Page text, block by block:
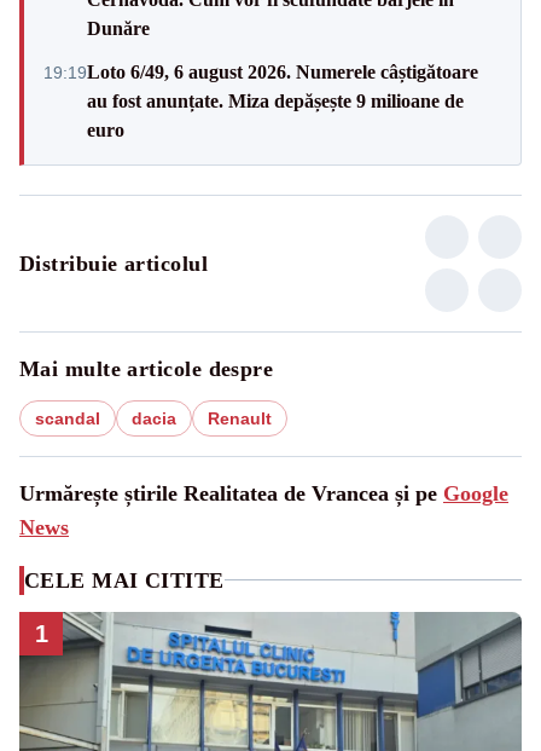
Dunăre
19:19Loto 6/49, 6 august 2026. Numerele câștigătoare
au fost anunțate. Miza depășește 9 milioane de
euro
Distribuie articolul
Mai multe articole despre
scandal dacia Renault
Urmărește știrile Realitatea de Vrancea și pe Google
News
CELE MAI CITITE
1